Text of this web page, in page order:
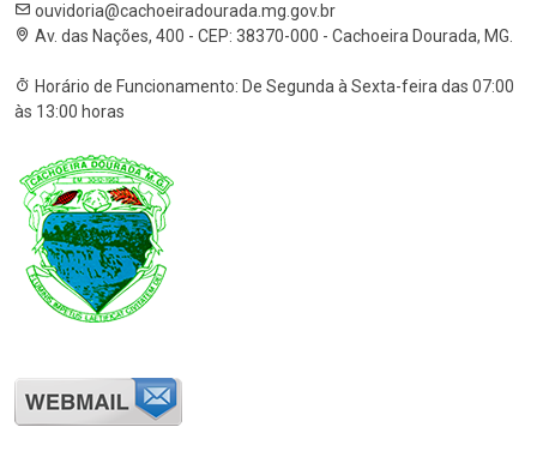
ouvidoria@cachoeiradourada.mg.gov.br
Av. das Nações, 400 - CEP: 38370-000 - Cachoeira Dourada, MG.
Horário de Funcionamento: De Segunda à Sexta-feira das 07:00
às 13:00 horas